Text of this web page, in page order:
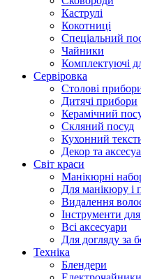
Каструлі
Кокотниці
Cпеціальний
Чайники
Комплектуючі
Сервіровка
Столові
Дитячі прибори
Керамічний
Скляний посуд
Кухонний
Декор та
Світ краси
Манікюрні
Для манікюру і
Видалення
Інструменти
Всі аксесуари
Для догляду за
Техніка
Блендери